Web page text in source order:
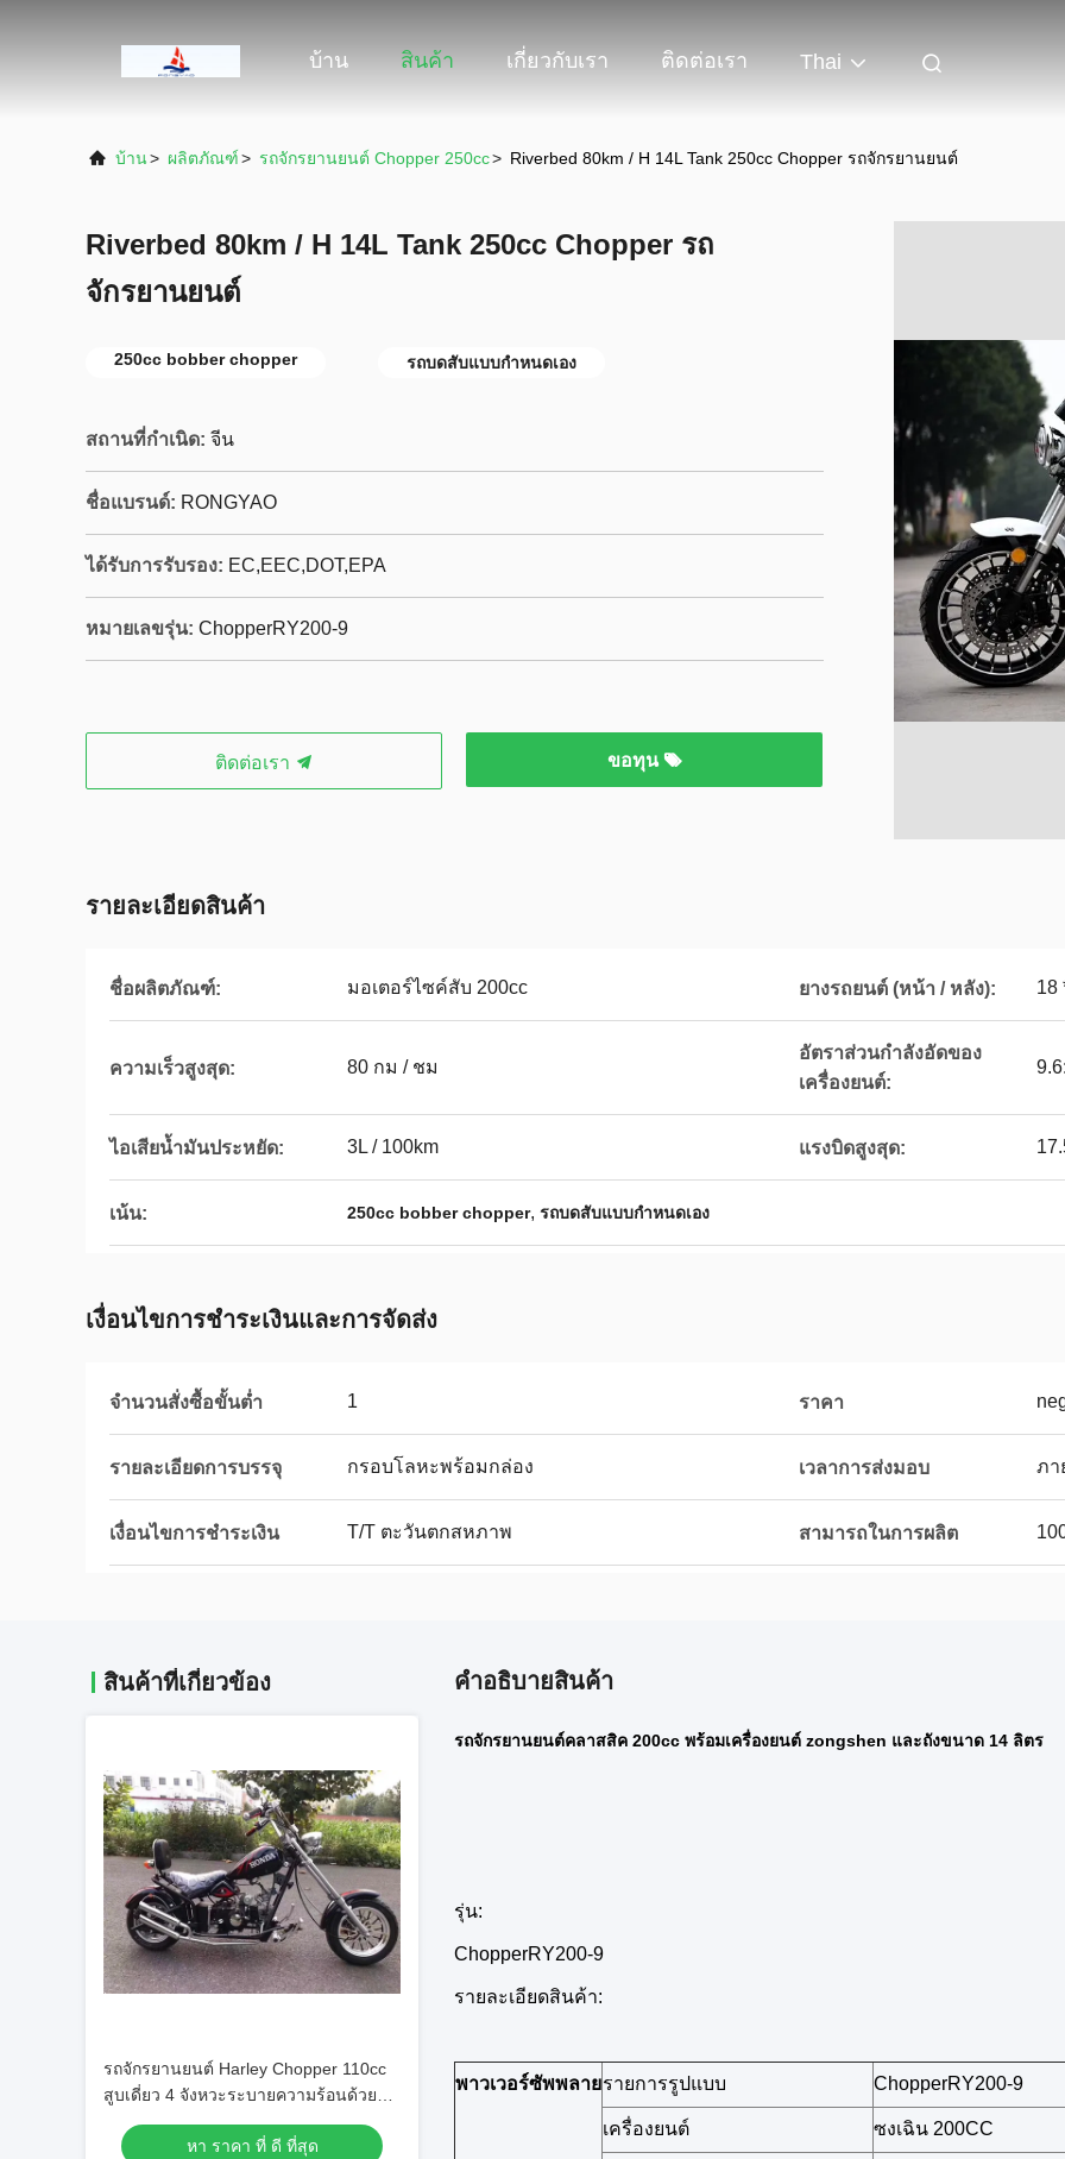
บ้าน สินค้า เกี่ยวกับเรา ติดต่อเรา Thai
บ้าน> ผลิตภัณฑ์> รถจักรยานยนต์ Chopper 250cc> Riverbed 80km / H 14L Tank 250cc Chopper รถจักรยานยนต์
Riverbed 80km / H 14L Tank 250cc Chopper รถ
จักรยานยนต์
250cc bobber chopper รถบดสับแบบกำหนดเอง
สถานที่กำเนิด: จีน
ชื่อแบรนด์: RONGYAO
ได้รับการรับรอง: EC,EEC,DOT,EPA
หมายเลขรุ่น: ChopperRY200-9
ติดต่อเรา ขอทุน
รายละเอียดสินค้า
ชื่อผลิตภัณฑ์: มอเตอร์ไซค์สับ 200cc ยางรถยนต์ (หน้า / หลัง): 18
ความเร็วสูงสุด: 80 กม / ชม
อัตราส่วนกำลังอัดของ
เครื่องยนต์:
ไอเสียน้ำมันประหยัด: 3L / 100km แรงบิดสูงสุด:
เน้น: 250cc bobber chopper, รถบดสับแบบกำหนดเอง
เงื่อนไขการชําระเงินและการจัดส่ง
จำนวนสั่งซื้อขั้นต่ำ 1 ราคา
รายละเอียดการบรรจุ กรอบโลหะพร้อมกล่อง เวลาการส่งมอบ ภา
เงื่อนไขการชำระเงิน T/T ตะวันตกสหภาพ สามารถในการผลิต
สินค้าที่เกี่ยวข้อง
รถจักรยานยนต์ Harley Chopper 110cc
สูบเดี่ยว 4 จังหวะระบายความร้อนด้วย
อากาศ
หา ราคา ที่ ดี ที่สุด
คําอธิบายสินค้า
รถจักรยานยนต์คลาสสิค 200cc พร้อมเครื่องยนต์ zongshen และถังขนาด 14 ลิตร
รุ่น:
ChopperRY200-9
รายละเอียดสินค้า:
พาวเวอร์ซัพพลายรายการรูปแบบ ChopperRY200-9
เครื่องยนต์ ซงเฉิน 200CC